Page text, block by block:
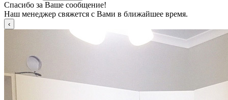
Спасибо за Ваше сообщение!
Наш менеджер свяжется с Вами в ближайшее время.